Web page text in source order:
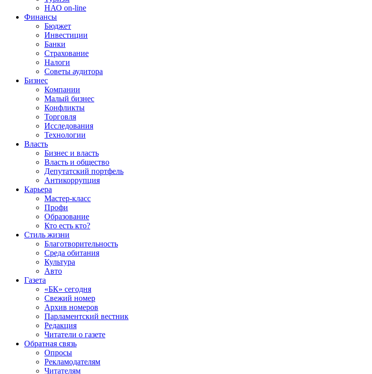
НАО on-line
Финансы
Бюджет
Инвестиции
Банки
Страхование
Налоги
Советы аудитора
Бизнес
Компании
Малый бизнес
Конфликты
Торговля
Исследования
Технологии
Власть
Бизнес и власть
Власть и общество
Депутатский портфель
Антикоррупция
Карьера
Мастер-класс
Профи
Образование
Кто есть кто?
Стиль жизни
Благотворительность
Среда обитания
Культура
Авто
Газета
«БК» сегодня
Свежий номер
Архив номеров
Парламентский вестник
Редакция
Читатели о газете
Обратная связь
Опросы
Рекламодателям
Читателям